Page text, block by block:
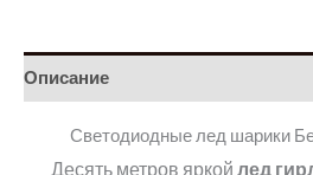
Описание
Светодиодные лед шарики
Десять метров яркой лед